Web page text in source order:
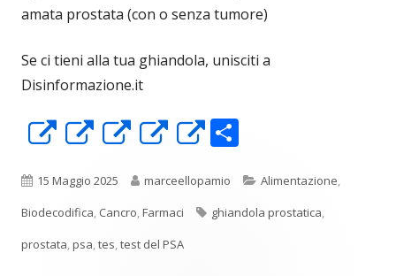
amata prostata (con o senza tumore)
Se ci tieni alla tua ghiandola, unisciti a
Disinformazione.it
Apre
una
nuova
finestra
Apre
una
nuova
finestra
Apre
una
nuova
finestra
Apre
una
nuova
finestra
Apre
una
nuova
n
di
Pubblicato
15 Maggio 2025 Autore
marceellopamio Categorie
Alimentazione,
Biodecodifica, Cancro,Farmaci Tag
ghiandola prostatica,
prostata,psa,tes,test del PSA